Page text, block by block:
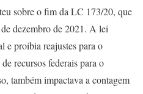
sobre o fim da LC 173/20, que
dezembro de 2021. A lei
e proibia reajustes para o
recursos federais para o
também impactava a contagem